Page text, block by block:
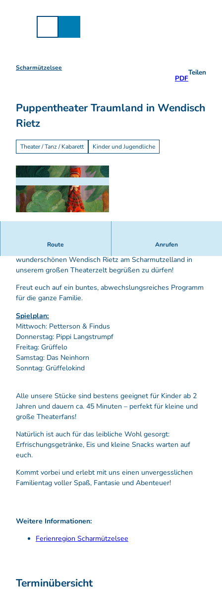
Scharmützelsee
PDF
Teilen
Puppentheater Traumland in Wendisch
Rietz
Theater / Tanz / Kabarett Kinder und Jugendliche
Route Anrufen
Wir freuen uns riesig, euch auch in diesem Jahr im
wunderschönen Wendisch Rietz am Scharmutzelland in
unserem großen Theaterzelt begrüßen zu dürfen!
Freut euch auf ein buntes, abwechslungsreiches Programm
für die ganze Familie.
Spielplan:
Mittwoch: Petterson & Findus
Donnerstag: Pippi Langstrumpf
Freitag: Grüffelo
Samstag: Das Neinhorn
Sonntag: Grüffelokind
Alle unsere Stücke sind bestens geeignet für Kinder ab 2
Jahren und dauern ca. 45 Minuten – perfekt für kleine und
große Theaterfans!
Natürlich ist auch für das leibliche Wohl gesorgt:
Erfrischungsgetränke, Eis und kleine Snacks warten auf
euch.
Kommt vorbei und erlebt mit uns einen unvergesslichen
Familientag voller Spaß, Fantasie und Abenteuer!
Weitere Informationen:
Ferienregion Scharmützelsee
Terminübersicht